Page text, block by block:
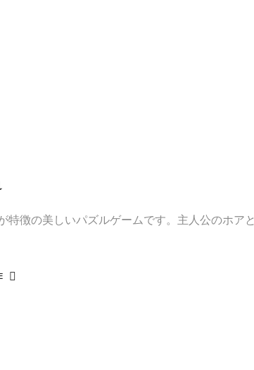
徴の美しいパズルゲームです。主人公のホア